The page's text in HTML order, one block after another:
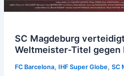
SC Magdeburg
Weltmeister-Titel gegen
FC Barcelona, IHF Super Globe, SC